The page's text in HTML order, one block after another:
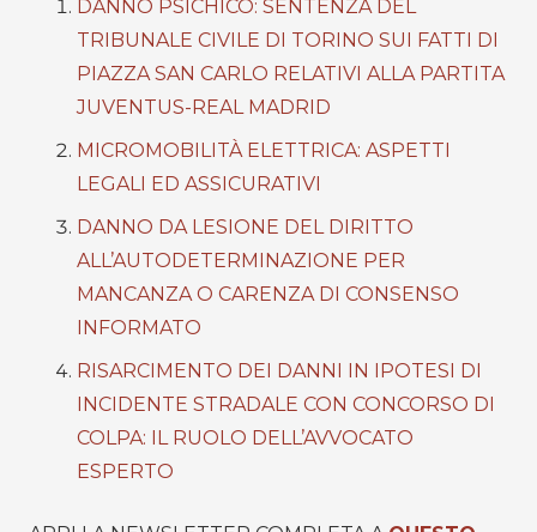
DANNO PSICHICO: SENTENZA DEL
TRIBUNALE CIVILE DI TORINO SUI FATTI DI
PIAZZA SAN CARLO RELATIVI ALLA PARTITA
JUVENTUS-REAL MADRID
MICROMOBILITÀ ELETTRICA: ASPETTI
LEGALI ED ASSICURATIVI
DANNO DA LESIONE DEL DIRITTO
ALL’AUTODETERMINAZIONE PER
MANCANZA O CARENZA DI CONSENSO
INFORMATO
RISARCIMENTO DEI DANNI IN IPOTESI DI
INCIDENTE STRADALE CON CONCORSO DI
COLPA: IL RUOLO DELL’AVVOCATO
ESPERTO